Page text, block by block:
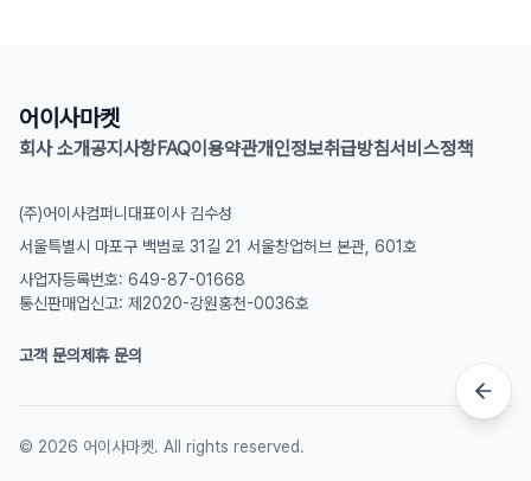
어이사마켓
회사 소개공지사항FAQ이용약관개인정보취급방침서비스정책
(주)어이사컴퍼니 대표이사 김수성
서울특별시 마포구 백범로 31길 21 서울창업허브 본관, 601호
사업자등록번호: 649-87-01668
통신판매업신고: 제2020-강원홍천-0036호
고객 문의제휴 문의
© 2026 어이사마켓. All rights reserved.